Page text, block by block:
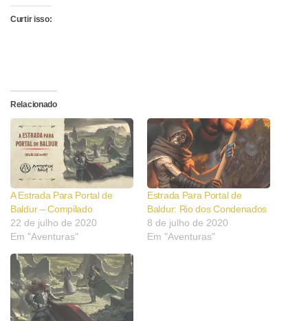
Curtir isso:
Relacionado
A Estrada Para Portal de
Baldur – Compilado
22 de julho de 2020
Em "Aventuras"
Estrada Para Portal de
Baldur: Rio dos Condenados
8 de julho de 2020
Em "Aventuras"